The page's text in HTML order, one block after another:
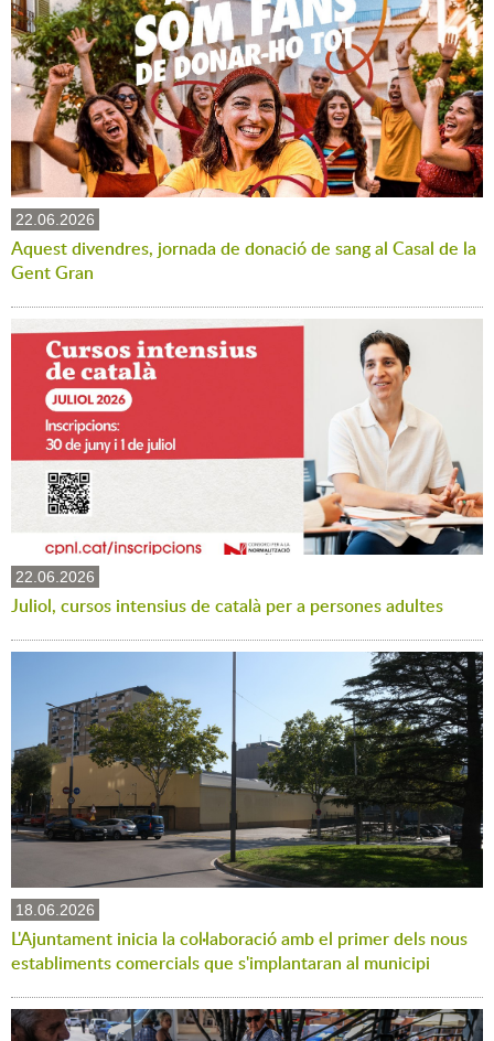
22.06.2026
Aquest divendres, jornada de donació de sang al Casal de la
Gent Gran
22.06.2026
Juliol, cursos intensius de català per a persones adultes
18.06.2026
L'Ajuntament inicia la col·laboració amb el primer dels nous
establiments comercials que s'implantaran al municipi